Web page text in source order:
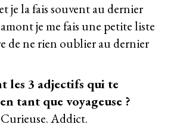
je la fais souvent au dernier
je me fais une petite liste
de ne rien oublier au dernier
les 3 adjectifs qui te
tant que voyageuse ?
Addict.